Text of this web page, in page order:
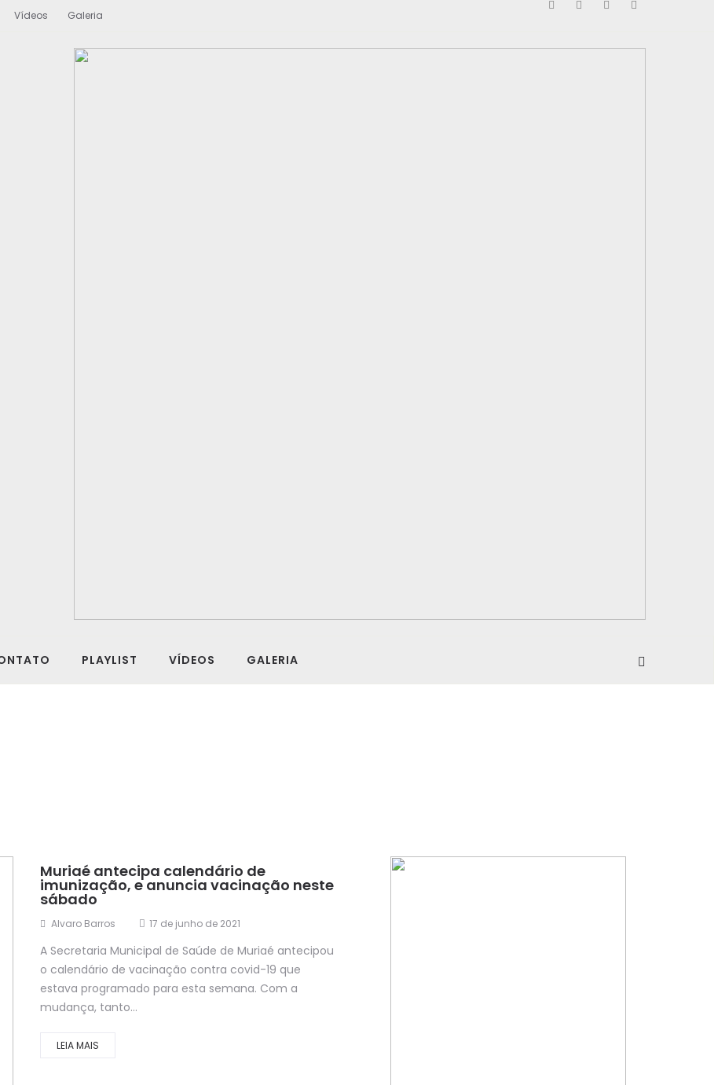
Vídeos Galeria
PLAYLIST VÍDEOS GALERIA
Muriaé antecipa calendário de
imunização, e anuncia vacinação neste
sábado
Alvaro Barros 17 de junho de 2021
A Secretaria Municipal de Saúde de Muriaé antecipou
o calendário de vacinação contra covid-19 que
estava programado para esta semana. Com a
mudança, tanto...
LEIA MAIS